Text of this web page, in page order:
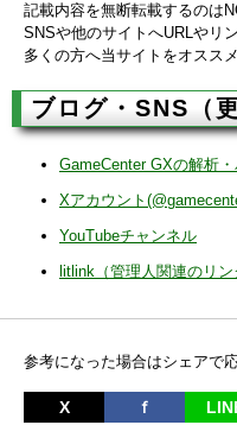
記載内容を無断転載するのは
SNSや他のサイトへURLやリ
多くの方へ当サイトをオスス
ブログ・SNS（
GameCenter GXの解析
Xアカウント
YouTubeチャンネル
litlink（管理人関連のリン
参考になった場合はシェアで
X ｆ